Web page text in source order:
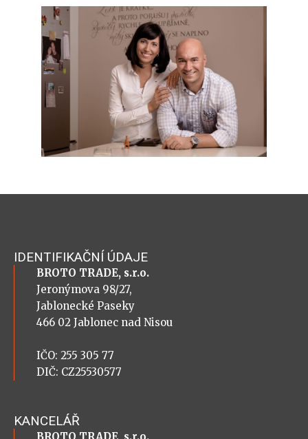
IDENTIFIKAČNÍ ÚDAJE
BROTO TRADE, s.r.o.
Jeronýmova 98/27,
Jablonecké Paseky
466 02 Jablonec nad Nisou
IČO: 255 305 77
DIČ: CZ25530577
KANCELÁŘ